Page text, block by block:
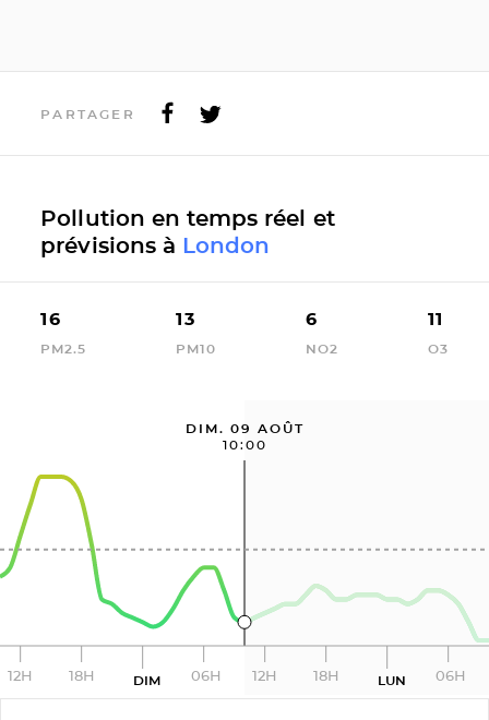
PARTAGER
Pollution en temps réel et
prévisions à London
16
PM2.5
13
PM10
6
NO2
11
O3
DIM. 09 AOÛT
10:00
12H 18H DIM 06H 12H 18H LUN 06H